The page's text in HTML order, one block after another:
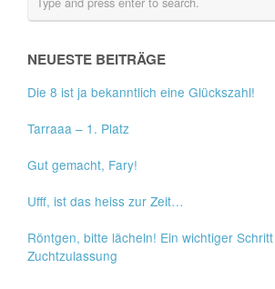
NEUESTE BEITRÄGE
Die 8 ist ja bekanntlich eine Glückszahl!
Tarraaa – 1. Platz
Gut gemacht, Fary!
Ufff, ist das heiss zur Zeit…
Röntgen, bitte lächeln! Ein wichtiger
Zuchtzulassung